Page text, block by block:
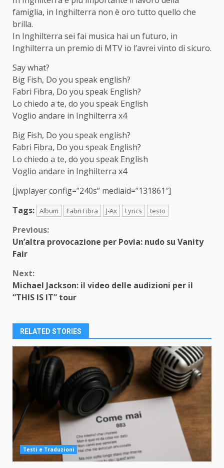
famiglia, in Inghilterra non è oro tutto quello che
brilla.
In Inghilterra sei fai musica hai un futuro, in
Inghilterra un premio di MTV io l’avrei vinto di sicuro.
Say what?
Big Fish, Do you speak english?
Fabri Fibra, Do you speak English?
Lo chiedo a te, do you speak English
Voglio andare in Inghilterra x4
Big Fish, Do you speak english?
Fabri Fibra, Do you speak English?
Lo chiedo a te, do you speak English
Voglio andare in Inghilterra x4
[jwplayer config=”240s” mediaid=”131861″]
Tags: Album Fabri Fibra J-Ax Lyrics testo
Continue
Reading
Previous:
Un’altra provocazione per Povia: nudo su Vanity
Fair
Next:
Michael Jackson: il video delle audizioni per il
“THIS IS IT” tour
RELATED STORIES
Testi e Traduzioni